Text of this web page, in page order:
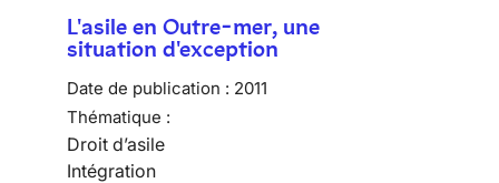
L'asile en Outre-mer, une
situation d'exception
Date de publication : 2011
Thématique :
Droit d’asile
Intégration